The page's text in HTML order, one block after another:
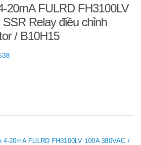
20mA FULRD FH3100LV
Relay điều chỉnh
/ B10H15
20mA FULRD FH3100LV 100A 380VAC /